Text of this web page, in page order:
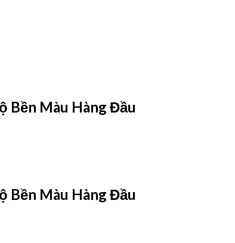
Bền Màu Hàng Đầu
Bền Màu Hàng Đầu